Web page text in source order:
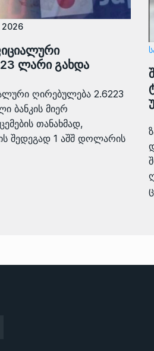
2026
ლარი გახდა
ღირებულება 2.6223
ბანკის მიერ
თანახმად,
შედეგად 1 აშშ დოლარის